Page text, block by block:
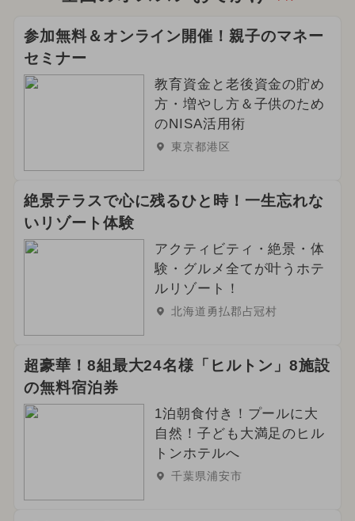
参加無料＆オンライン開催！親子のマネー
セミナー
教育資金と老後資金の貯め
方・増やし方＆子供のため
のNISA活用術
東京都港区
絶景テラスで心に残るひと時！一生忘れな
いリゾート体験
アクティビティ・絶景・体
験・グルメ全てが叶うホテ
ルリゾート！
北海道勇払郡占冠村
超豪華！8組最大24名様「ヒルトン」8施設
の無料宿泊券
1泊朝食付き！プールに大
自然！子ども大満足のヒル
トンホテルへ
千葉県浦安市